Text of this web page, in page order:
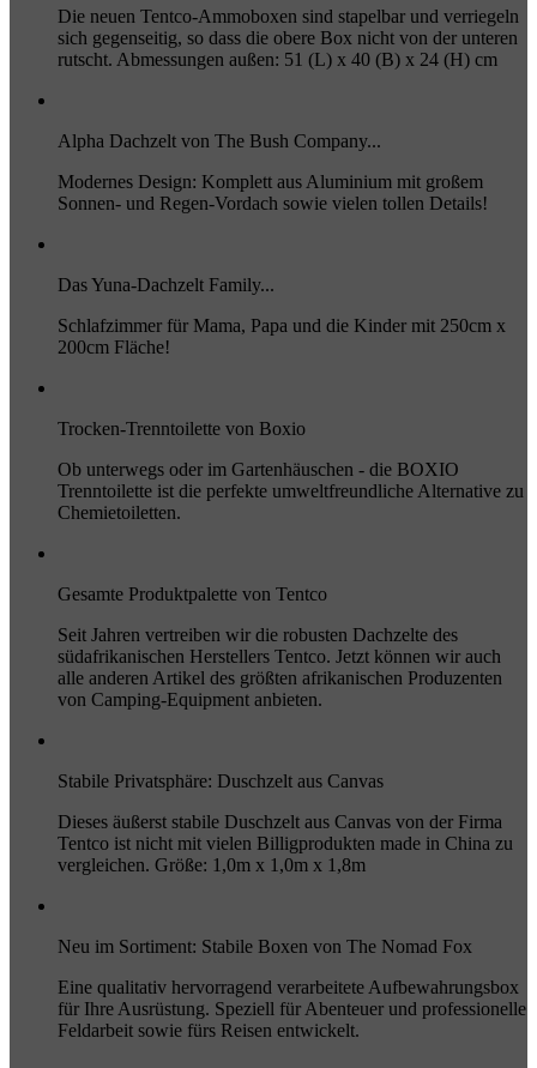
Die neuen Tentco-Ammoboxen sind stapelbar und verriegeln
sich gegenseitig, so dass die obere Box nicht von der unteren
rutscht. Abmessungen außen: 51 (L) x 40 (B) x 24 (H) cm
Alpha Dachzelt von The Bush Company...
Modernes Design: Komplett aus Aluminium mit großem
Sonnen- und Regen-Vordach sowie vielen tollen Details!
Das Yuna-Dachzelt Family...
Schlafzimmer für Mama, Papa und die Kinder mit 250cm x
200cm Fläche!
Trocken-Trenntoilette von Boxio
Ob unterwegs oder im Gartenhäuschen - die BOXIO
Trenntoilette ist die perfekte umweltfreundliche Alternative zu
Chemietoiletten.
Gesamte Produktpalette von Tentco
Seit Jahren vertreiben wir die robusten Dachzelte des
südafrikanischen Herstellers Tentco. Jetzt können wir auch
alle anderen Artikel des größten afrikanischen Produzenten
von Camping-Equipment anbieten.
Stabile Privatsphäre: Duschzelt aus Canvas
Dieses äußerst stabile Duschzelt aus Canvas von der Firma
Tentco ist nicht mit vielen Billigprodukten made in China zu
vergleichen. Größe: 1,0m x 1,0m x 1,8m
Neu im Sortiment: Stabile Boxen von The Nomad Fox
Eine qualitativ hervorragend verarbeitete Aufbewahrungsbox
für Ihre Ausrüstung. Speziell für Abenteuer und professionelle
Feldarbeit sowie fürs Reisen entwickelt.